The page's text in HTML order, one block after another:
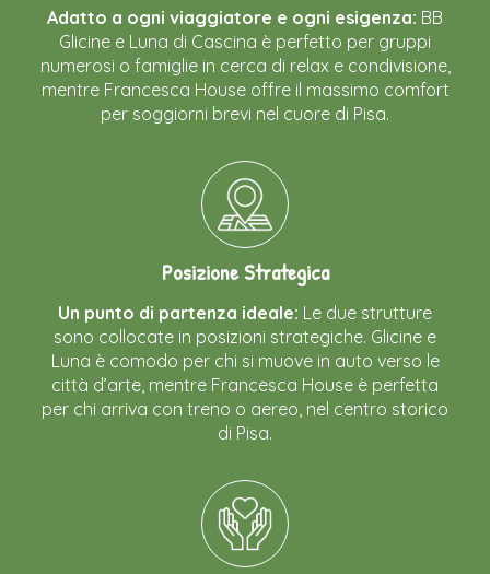
Adatto a ogni viaggiatore e ogni esigenza: BB
Glicine e Luna di Cascina è perfetto per gruppi
numerosi o famiglie in cerca di relax e condivisione,
mentre Francesca House offre il massimo comfort
per soggiorni brevi nel cuore di Pisa.
Posizione Strategica
Un punto di partenza ideale: Le due strutture
sono collocate in posizioni strategiche. Glicine e
Luna è comodo per chi si muove in auto verso le
città d’arte, mentre Francesca House è perfetta
per chi arriva con treno o aereo, nel centro storico
di Pisa.